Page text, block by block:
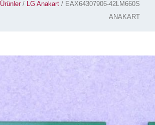
Ürünler/ LG Anakart / EAX64307906-42LM660S
ANAKART